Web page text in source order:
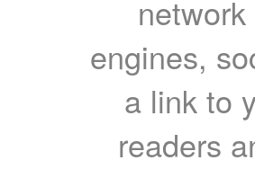
engines,
a link to
readers